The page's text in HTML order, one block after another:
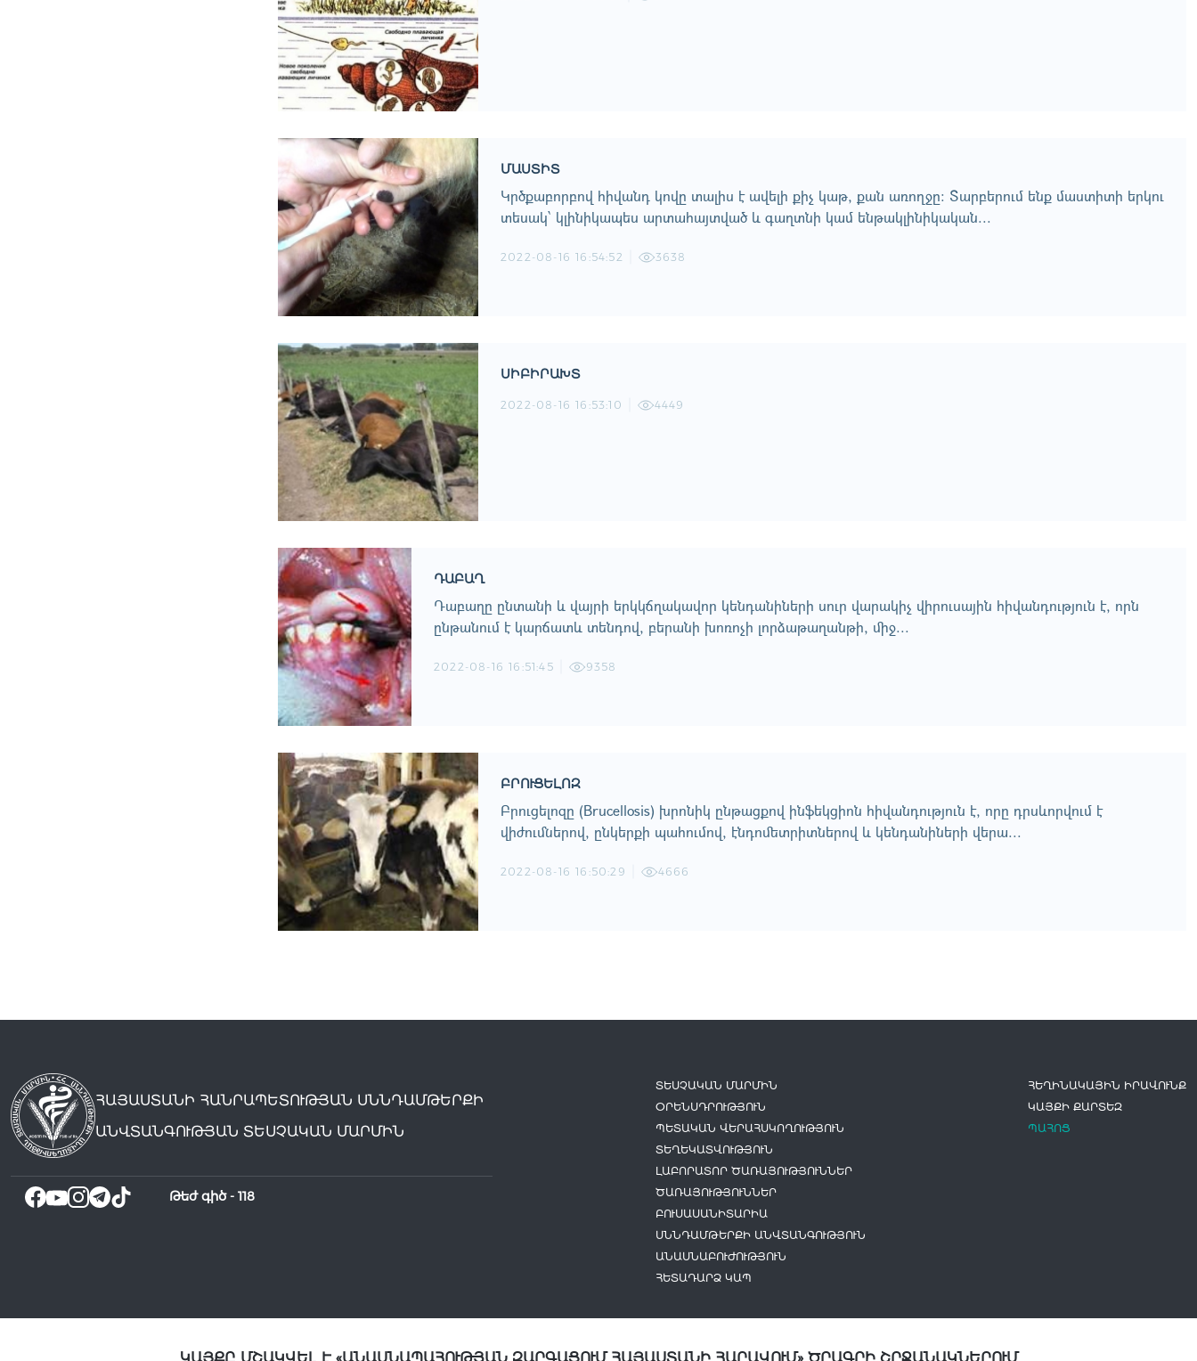
ՄԱՍՏԻՏ
Կրծքաբորբով հիվանդ կովը տալիս է ավելի քիչ կաթ, քան առողջը: Տարբերում ենք մաստիտի երկու
տեսակ՝ կլինիկապես արտահայտված և գաղտնի կամ ենթակլինիկական...
2022-08-16 16:54:52 3638
ՍԻԲԻՐԱԽՏ
2022-08-16 16:53:10 4449
ԴԱԲԱՂ
Դաբաղը ընտանի և վայրի երկկճղակավոր կենդանիների սուր վարակիչ վիրուսային հիվանդություն է, որն
ընթանում է կարճատև տենդով, բերանի խոռոչի լորձաթաղանթի, միջ...
2022-08-16 16:51:45 9358
ԲՐՈՒՑԵԼՈԶ
Բրուցելոզը (Brucellosis) խրոնիկ ընթացքով ինֆեկցիոն հիվանդություն է, որը դրսևորվում է
վիժումներով, ընկերքի պահումով, էնդոմետրիտներով և կենդանիների վերա...
2022-08-16 16:50:29 4666
ՀԱՅԱՍՏԱՆԻ ՀԱՆՐԱՊԵՏՈՒԹՅԱՆ ՍՆՆԴԱՄԹԵՐՔԻ
ԱՆՎՏԱՆԳՈՒԹՅԱՆ ՏԵՍՉԱԿԱՆ ՄԱՐՄԻՆ
Թեժ գիծ - 118
ՏԵՍՉԱԿԱՆ ՄԱՐՄԻՆ
ՕՐԵՆՍԴՐՈՒԹՅՈՒՆ
ՊԵՏԱԿԱՆ ՎԵՐԱՀՍԿՈՂՈՒԹՅՈՒՆ
ՏԵՂԵԿԱՏՎՈՒԹՅՈՒՆ
ԼԱԲՈՐԱՏՈՐ ԾԱՌԱՅՈՒԹՅՈՒՆՆԵՐ
ԾԱՌԱՅՈՒԹՅՈՒՆՆԵՐ
ԲՈՒՍԱՍԱՆԻՏԱՐԻԱ
ՍՆՆԴԱՄԹԵՐՔԻ ԱՆՎՏԱՆԳՈՒԹՅՈՒՆ
ԱՆԱՍՆԱԲՈՒԺՈՒԹՅՈՒՆ
ՀԵՏԱԴԱՐՁ ԿԱՊ
ՀԵՂԻՆԱԿԱՅԻՆ ԻՐԱՎՈՒՆՔ
ԿԱՅՔԻ ՔԱՐՏԵԶ
ՊԱՀՈՑ